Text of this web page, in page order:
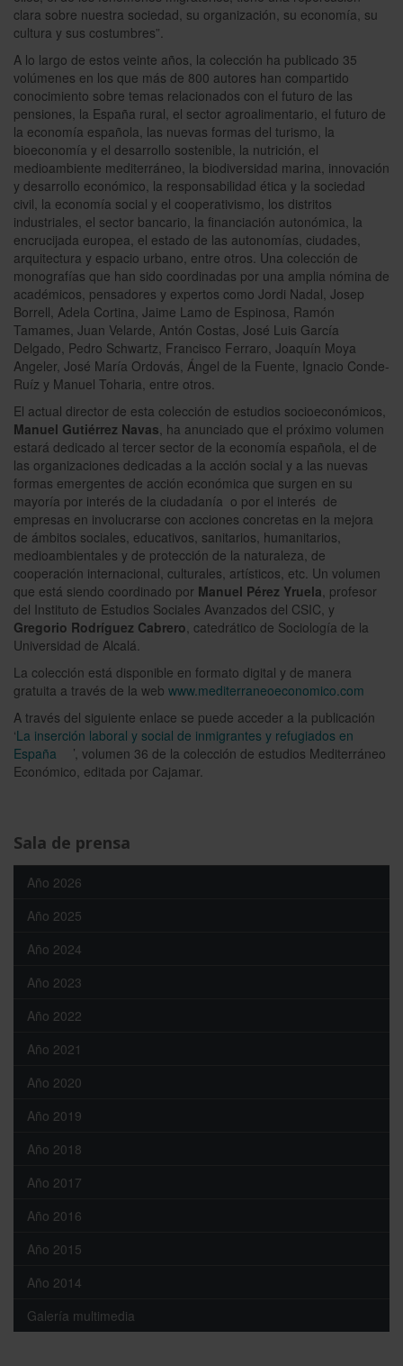
clara sobre nuestra sociedad, su organización, su economía, su
cultura y sus costumbres”.
A lo largo de estos veinte años, la colección ha publicado 35
volúmenes en los que más de 800 autores han compartido
conocimiento sobre temas relacionados con el futuro de las
pensiones, la España rural, el sector agroalimentario, el futuro de
la economía española, las nuevas formas del turismo, la
bioeconomía y el desarrollo sostenible, la nutrición, el
medioambiente mediterráneo, la biodiversidad marina, innovación
y desarrollo económico, la responsabilidad ética y la sociedad
civil, la economía social y el cooperativismo, los distritos
industriales, el sector bancario, la financiación autonómica, la
encrucijada europea, el estado de las autonomías, ciudades,
arquitectura y espacio urbano, entre otros. Una colección de
monografías que han sido coordinadas por una amplia nómina de
académicos, pensadores y expertos como Jordi Nadal, Josep
Borrell, Adela Cortina, Jaime Lamo de Espinosa, Ramón
Tamames, Juan Velarde, Antón Costas, José Luis García
Delgado, Pedro Schwartz, Francisco Ferraro, Joaquín Moya
Angeler, José María Ordovás, Ángel de la Fuente, Ignacio Conde-
Ruíz y Manuel Toharia, entre otros.
El actual director de esta colección de estudios socioeconómicos,
Manuel Gutiérrez Navas, ha anunciado que el próximo volumen
estará dedicado al tercer sector de la economía española, el de
las organizaciones dedicadas a la acción social y a las nuevas
formas emergentes de acción económica que surgen en su
mayoría por interés de la ciudadanía o por el interés de
empresas en involucrarse con acciones concretas en la mejora
de ámbitos sociales, educativos, sanitarios, humanitarios,
medioambientales y de protección de la naturaleza, de
cooperación internacional, culturales, artísticos, etc. Un volumen
que está siendo coordinado por Manuel Pérez Yruela, profesor
del Instituto de Estudios Sociales Avanzados del CSIC, y
Gregorio Rodríguez Cabrero, catedrático de Sociología de la
Universidad de Alcalá.
La colección está disponible en formato digital y de manera
gratuita a través de la web www.mediterraneoeconomico.com
A través del siguiente enlace se puede acceder a la publicación
‘La inserción laboral y social de inmigrantes y refugiados en
España
’, volumen 36 de la colección de estudios Mediterráneo
Económico, editada por Cajamar.
Sala de prensa
Año 2026
Año 2025
Año 2024
Año 2023
Año 2022
Año 2021
Año 2020
Año 2019
Año 2018
Año 2017
Año 2016
Año 2015
Año 2014
Galería multimedia